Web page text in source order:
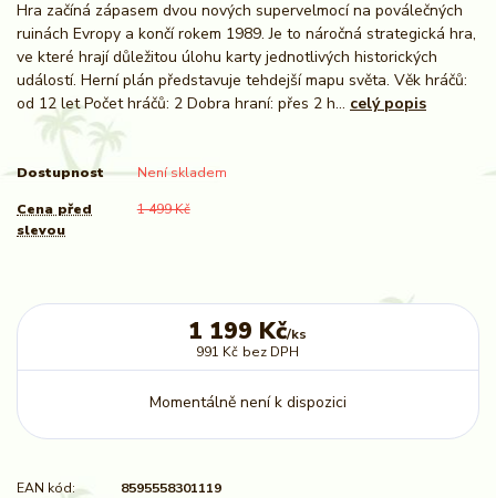
Hra začíná zápasem dvou nových supervelmocí na poválečných
ruinách Evropy a končí rokem 1989. Je to náročná strategická hra,
ve které hrají důležitou úlohu karty jednotlivých historických
událostí. Herní plán představuje tehdejší mapu světa. Věk hráčů:
od 12 let Počet hráčů: 2 Dobra hraní: přes 2 h... celý popis
Dostupnost Není skladem
Cena před
slevou
1 499 Kč
1 199 Kč/ks
991 Kč bez DPH
Momentálně není k dispozici
EAN kód:
8595558301119